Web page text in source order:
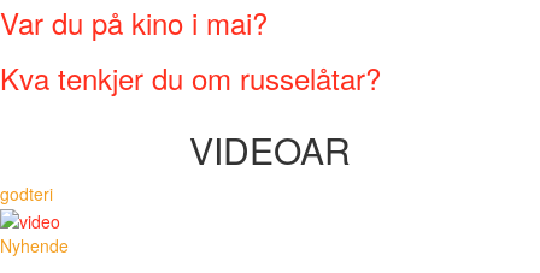
Var du på kino i mai?
Kva tenkjer du om russelåtar?
VIDEOAR
godteri
Nyhende